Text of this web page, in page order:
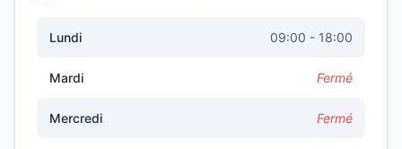
Lundi 09:00 - 18:00
Mardi Fermé
Mercredi Fermé